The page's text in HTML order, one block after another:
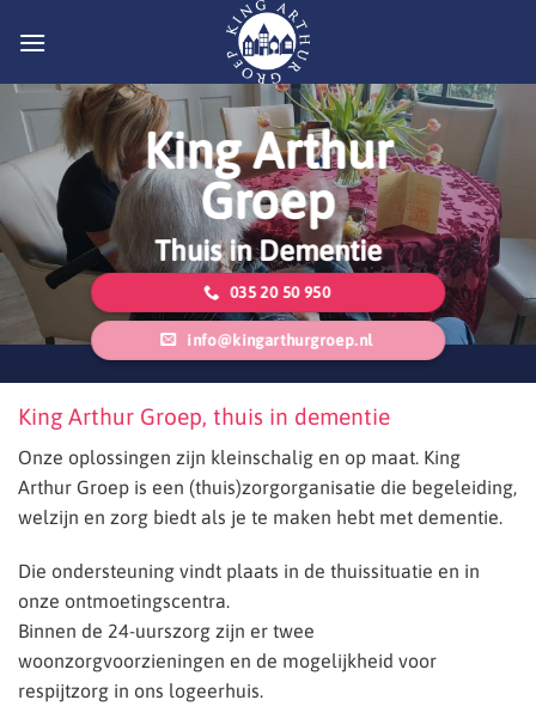
naar
King Arthur
Groep
Thuis in Dementie
035 20 50 950
info@kingarthurgroep.nl
King Arthur Groep, thuis in dementie
Onze oplossingen zijn kleinschalig en op maat. King
Arthur Groep is een (thuis)zorgorganisatie die begeleiding,
welzijn en zorg biedt als je te maken hebt met dementie.
Die ondersteuning vindt plaats in de thuissituatie en in
onze ontmoetingscentra.
Binnen de 24-uurszorg zijn er twee
woonzorgvoorzieningen en de mogelijkheid voor
respijtzorg in ons logeerhuis.